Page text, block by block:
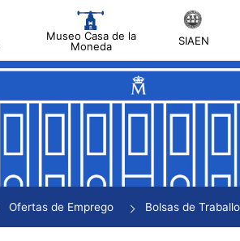
Museo Casa de la
Moneda
SIAEN
Ofertas de Emprego Bolsas de Traballo